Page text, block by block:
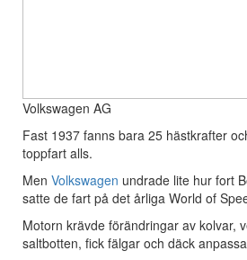
Volkswagen AG
Fast 1937 fanns bara 25 hästkrafter
toppfart alls.
Men Volkswagen undrade lite hur fort
satte de fart på det årliga World of
Motorn krävde förändringar av kolvar,
saltbotten, fick fälgar och däck